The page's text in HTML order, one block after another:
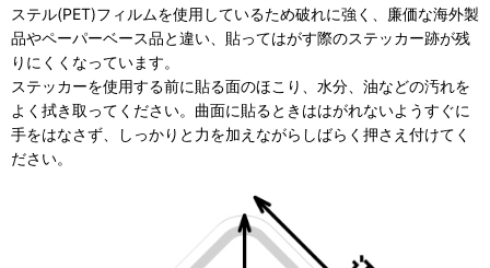
ステル(PET)フィルムを使用しているため破れに強く、廉価な海外製
品やペーパーベース品と違い、貼ってはがす際のステッカー跡が残
りにくくなっています。
ステッカーを使用する前に貼る面のほこり、水分、油などの汚れを
よく拭き取ってください。曲面に貼るときははがれないようすぐに
手をはなさず、しっかりと力を加えながらしばらく押さえ付けてく
ださい。